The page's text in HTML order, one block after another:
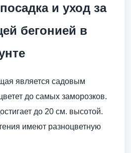
и уход за
бегонией в
является садовым
до самых заморозков.
до 20 см. высотой.
имеют разноцветную